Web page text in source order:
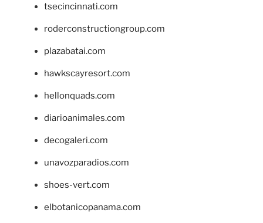
tsecincinnati.com
roderconstructiongroup.com
plazabatai.com
hawkscayresort.com
hellonquads.com
diarioanimales.com
decogaleri.com
unavozparadios.com
shoes-vert.com
elbotanicopanama.com